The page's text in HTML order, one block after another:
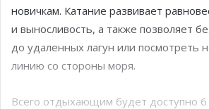
новичкам. Катание развивает
и выносливость, а также позволяет
до удаленных лагун или посмотреть
линию со стороны моря.
Всего отдыхающим будет доступно 6